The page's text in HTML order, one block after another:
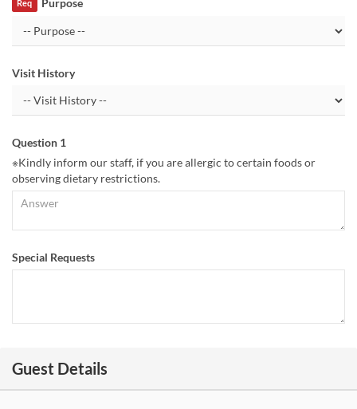
Purpose
Req
Visit History
Question 1
※Kindly inform our staff, if you are allergic to certain foods or
observing dietary restrictions.
Special Requests
Guest Details